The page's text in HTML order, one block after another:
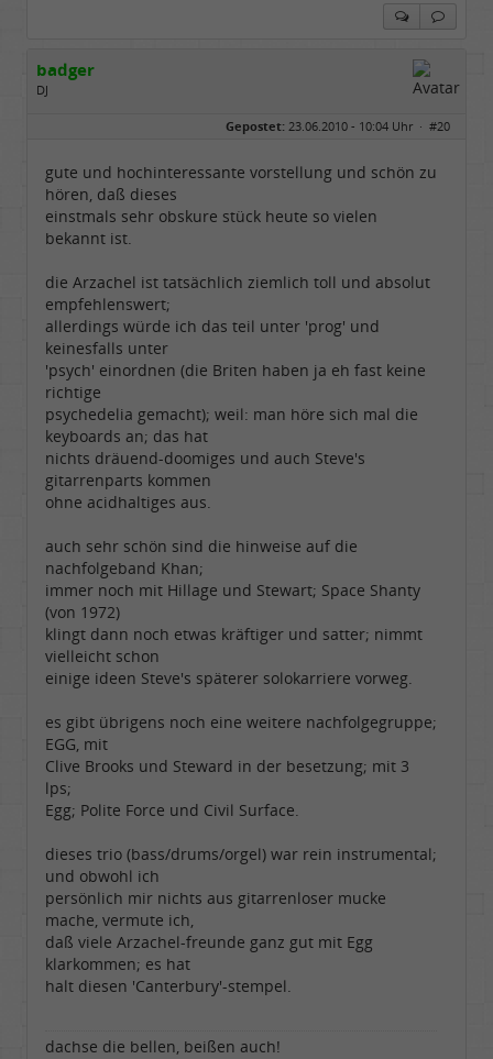
badger
DJ
Dabei seit:
08 / 2008
Gepostet: 23.06.2010 - 10:04 Uhr · #20
gute und hochinteressante vorstellung und schön zu
hören, daß dieses
einstmals sehr obskure stück heute so vielen
bekannt ist.
die Arzachel ist tatsächlich ziemlich toll und absolut
empfehlenswert;
allerdings würde ich das teil unter 'prog' und
keinesfalls unter
'psych' einordnen (die Briten haben ja eh fast keine
richtige
psychedelia gemacht); weil: man höre sich mal die
keyboards an; das hat
nichts dräuend-doomiges und auch Steve's
gitarrenparts kommen
ohne acidhaltiges aus.
auch sehr schön sind die hinweise auf die
nachfolgeband Khan;
immer noch mit Hillage und Stewart; Space Shanty
(von 1972)
klingt dann noch etwas kräftiger und satter; nimmt
vielleicht schon
einige ideen Steve's späterer solokarriere vorweg.
es gibt übrigens noch eine weitere nachfolgegruppe;
EGG, mit
Clive Brooks und Steward in der besetzung; mit 3
lps;
Egg; Polite Force und Civil Surface.
dieses trio (bass/drums/orgel) war rein instrumental;
und obwohl ich
persönlich mir nichts aus gitarrenloser mucke
mache, vermute ich,
daß viele Arzachel-freunde ganz gut mit Egg
klarkommen; es hat
halt diesen 'Canterbury'-stempel.
dachse die bellen, beißen auch!